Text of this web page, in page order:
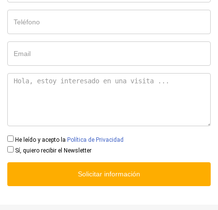
He leído y acepto la Política de Privacidad
Sí, quiero recibir el Newsletter
Solicitar información